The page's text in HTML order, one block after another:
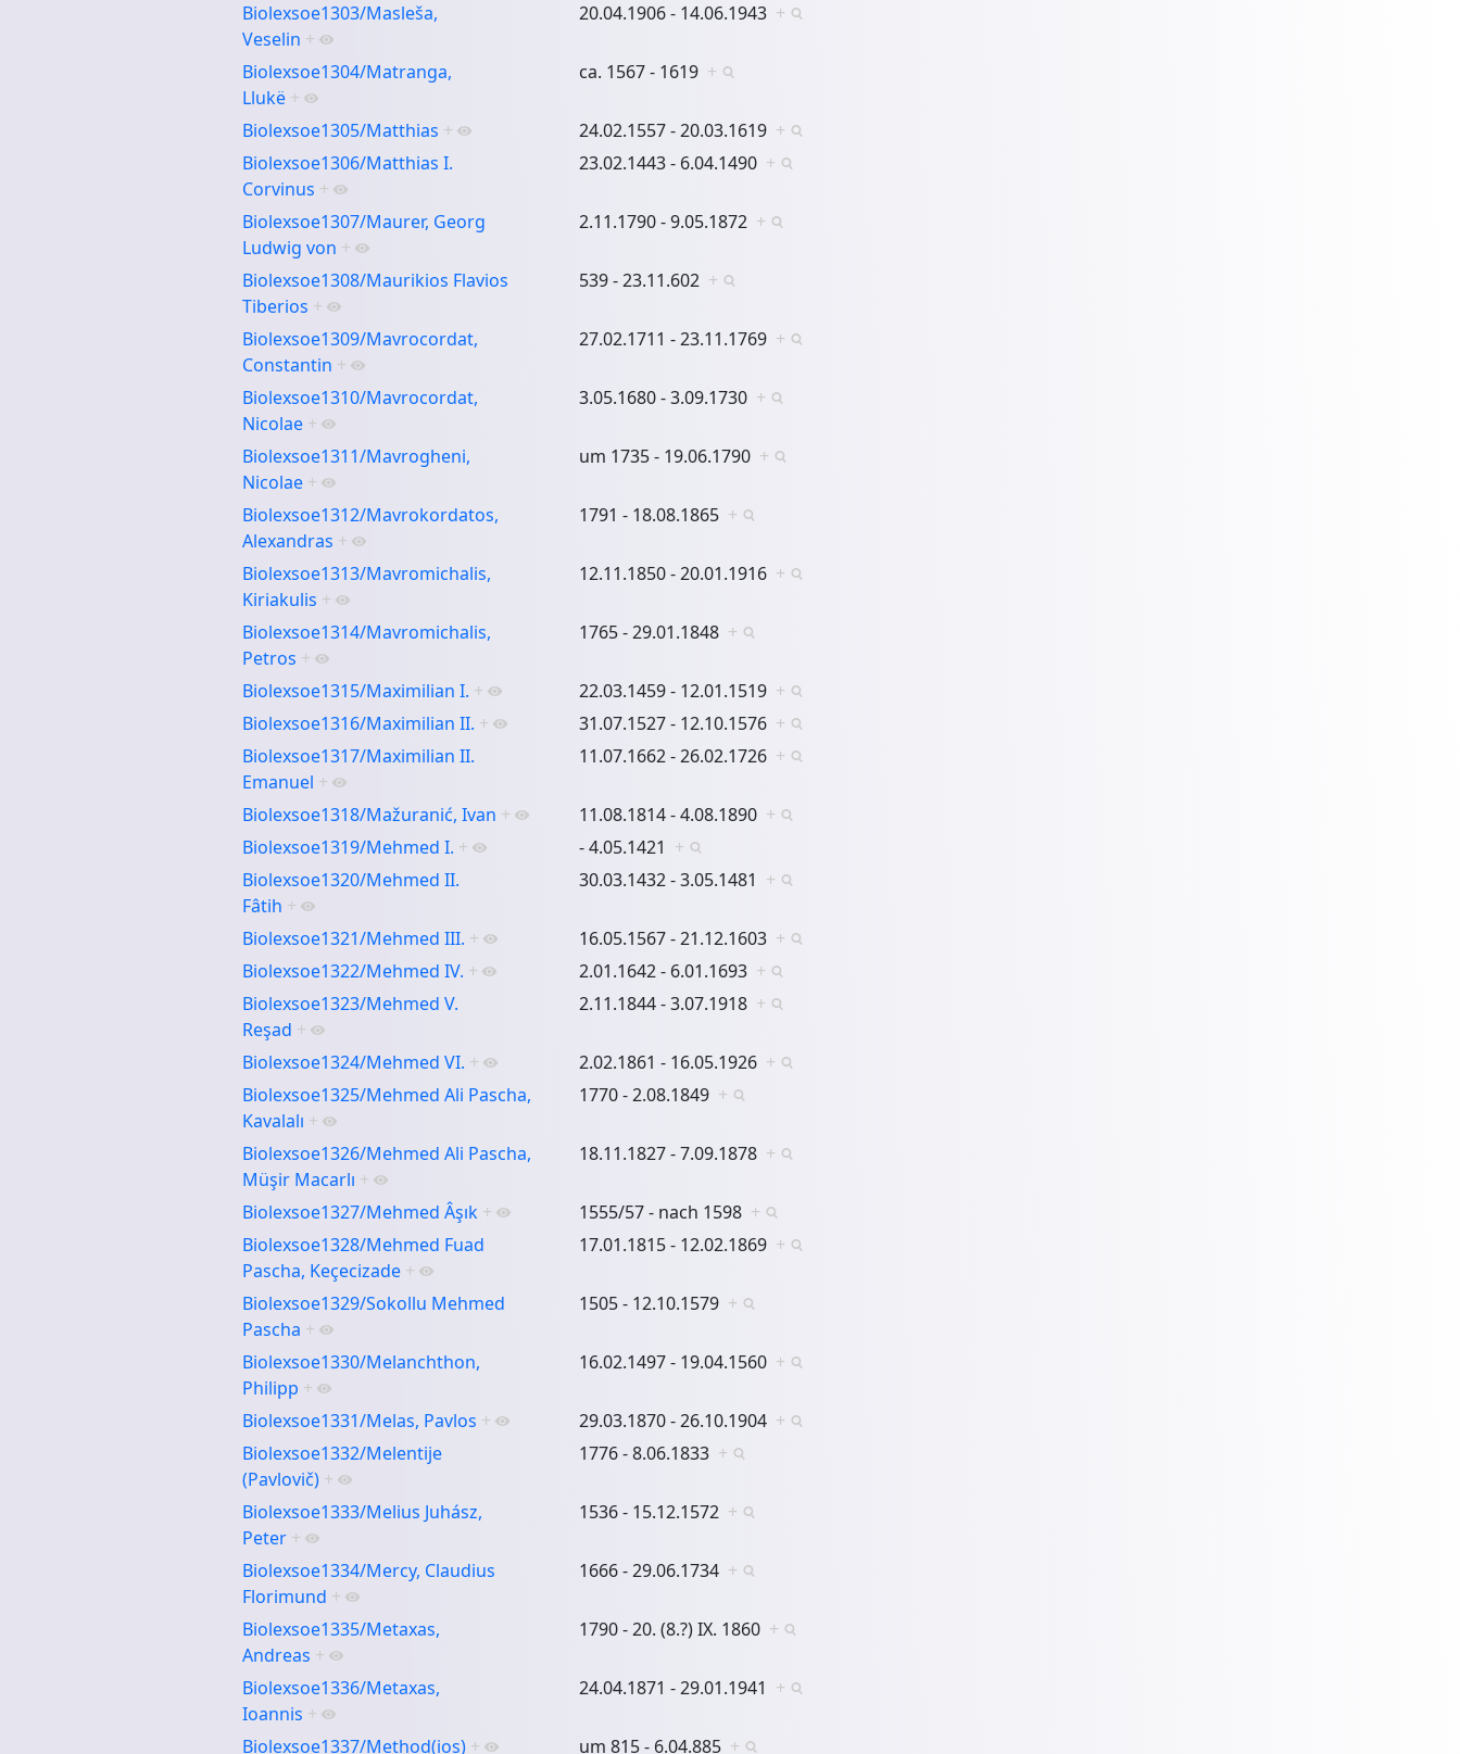
Biolexsoe1303/Masleša,
Veselin +
20.04.1906 - 14.06.1943 +
Biolexsoe1304/Matranga,
Llukë +
ca. 1567 - 1619 +
Biolexsoe1305/Matthias + 24.02.1557 - 20.03.1619 +
Biolexsoe1306/Matthias I.
Corvinus +
23.02.1443 - 6.04.1490 +
Biolexsoe1307/Maurer, Georg
Ludwig von +
2.11.1790 - 9.05.1872 +
Biolexsoe1308/Maurikios Flavios
Tiberios +
539 - 23.11.602 +
Biolexsoe1309/Mavrocordat,
Constantin +
27.02.1711 - 23.11.1769 +
Biolexsoe1310/Mavrocordat,
Nicolae +
3.05.1680 - 3.09.1730 +
Biolexsoe1311/Mavrogheni,
Nicolae +
um 1735 - 19.06.1790 +
Biolexsoe1312/Mavrokordatos,
Alexandras +
1791 - 18.08.1865 +
Biolexsoe1313/Mavromichalis,
Kiriakulis +
12.11.1850 - 20.01.1916 +
Biolexsoe1314/Mavromichalis,
Petros +
1765 - 29.01.1848 +
Biolexsoe1315/Maximilian I. + 22.03.1459 - 12.01.1519 +
Biolexsoe1316/Maximilian II. + 31.07.1527 - 12.10.1576 +
Biolexsoe1317/Maximilian II.
Emanuel +
11.07.1662 - 26.02.1726 +
Biolexsoe1318/Mažuranić, Ivan + 11.08.1814 - 4.08.1890 +
Biolexsoe1319/Mehmed I. + - 4.05.1421 +
Biolexsoe1320/Mehmed II.
Fâtih +
30.03.1432 - 3.05.1481 +
Biolexsoe1321/Mehmed III. + 16.05.1567 - 21.12.1603 +
Biolexsoe1322/Mehmed IV. + 2.01.1642 - 6.01.1693 +
Biolexsoe1323/Mehmed V.
Reşad +
2.11.1844 - 3.07.1918 +
Biolexsoe1324/Mehmed VI. + 2.02.1861 - 16.05.1926 +
Biolexsoe1325/Mehmed Ali Pascha,
Kavalalı +
1770 - 2.08.1849 +
Biolexsoe1326/Mehmed Ali Pascha,
Müşir Macarlı +
18.11.1827 - 7.09.1878 +
Biolexsoe1327/Mehmed Âşık + 1555/57 - nach 1598 +
Biolexsoe1328/Mehmed Fuad
Pascha, Keçecizade +
17.01.1815 - 12.02.1869 +
Biolexsoe1329/Sokollu Mehmed
Pascha +
1505 - 12.10.1579 +
Biolexsoe1330/Melanchthon,
Philipp +
16.02.1497 - 19.04.1560 +
Biolexsoe1331/Melas, Pavlos + 29.03.1870 - 26.10.1904 +
Biolexsoe1332/Melentije
(Pavlovič) +
1776 - 8.06.1833 +
Biolexsoe1333/Melius Juhász,
Peter +
1536 - 15.12.1572 +
Biolexsoe1334/Mercy, Claudius
Florimund +
1666 - 29.06.1734 +
Biolexsoe1335/Metaxas,
Andreas +
1790 - 20. (8.?) IX. 1860 +
Biolexsoe1336/Metaxas,
Ioannis +
24.04.1871 - 29.01.1941 +
Biolexsoe1337/Method(ios) + um 815 - 6.04.885 +